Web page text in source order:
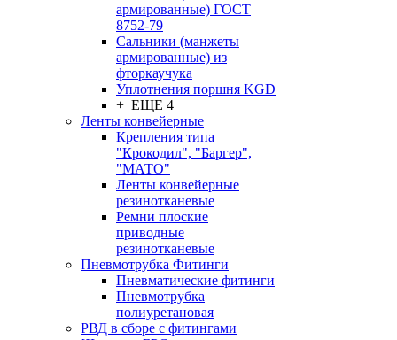
армированные) ГОСТ
8752-79
Сальники (манжеты
армированные) из
фторкаучука
Уплотнения поршня KGD
+ ЕЩЕ 4
Ленты конвейерные
Крепления типа
"Крокодил", "Баргер",
"МАТО"
Ленты конвейерные
резинотканевые
Ремни плоские
приводные
резинотканевые
Пневмотрубка Фитинги
Пневматические фитинги
Пневмотрубка
полиуретановая
РВД в сборе с фитингами